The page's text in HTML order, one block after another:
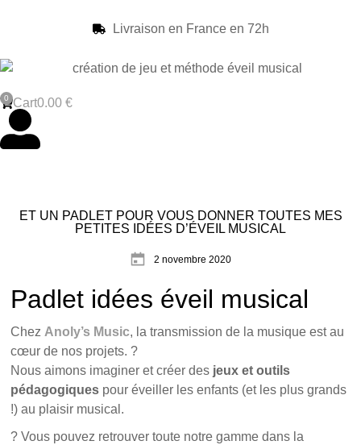
Livraison en France en 72h
Cart0.00 €
ET UN PADLET POUR VOUS DONNER TOUTES MES
PETITES IDÉES D’ÉVEIL MUSICAL
2 novembre 2020
Padlet idées éveil musical
Chez Anoly’s Music, la transmission de la musique est au
cœur de nos projets. ?
Nous aimons imaginer et créer des jeux et outils
pédagogiques pour éveiller les enfants (et les plus grands
!) au plaisir musical.
? Vous pouvez retrouver toute notre gamme dans la